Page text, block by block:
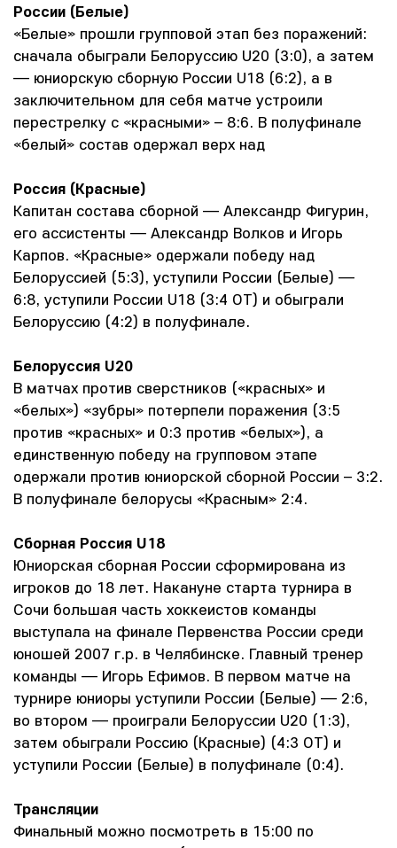
России (Белые)
«Белые» прошли групповой этап без поражений:
сначала обыграли Белоруссию U20 (3:0), а затем
— юниорскую сборную России U18 (6:2), а в
заключительном для себя матче устроили
перестрелку с «красными» – 8:6. В полуфинале
«белый» состав одержал верх над
Россия (Красные)
Капитан состава сборной — Александр Фигурин,
его ассистенты — Александр Волков и Игорь
Карпов. «Красные» одержали победу над
Белоруссией (5:3), уступили России (Белые) —
6:8, уступили России U18 (3:4 ОТ) и обыграли
Белоруссию (4:2) в полуфинале.
Белоруссия U20
В матчах против сверстников («красных» и
«белых») «зубры» потерпели поражения (3:5
против «красных» и 0:3 против «белых»), а
единственную победу на групповом этапе
одержали против юниорской сборной России – 3:2.
В полуфинале белорусы «Красным» 2:4.
Сборная Россия U18
Юниорская сборная России сформирована из
игроков до 18 лет. Накануне старта турнира в
Сочи большая часть хоккеистов команды
выступала на финале Первенства России среди
юношей 2007 г.р. в Челябинске. Главный тренер
команды — Игорь Ефимов. В первом матче на
турнире юниоры уступили России (Белые) — 2:6,
во втором — проиграли Белоруссии U20 (1:3),
затем обыграли Россию (Красные) (4:3 ОТ) и
уступили России (Белые) в полуфинале (0:4).
Трансляции
Финальный можно посмотреть в 15:00 по